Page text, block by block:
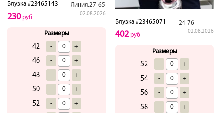
Блузка #23465143 Линия.27-65
02.08.2026
230руб
Размеры
42 - +
46 - +
48 - +
50 - +
52 - +
Блузка #23465071 24-76
02.08.2026
402руб
Размеры
52 - +
54 - +
56 - +
58 - +